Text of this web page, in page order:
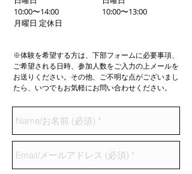
10:00〜14:00
月曜日 定休日
10:00〜13:00
※体験を希望する方は、下部フォームに必要事項、
ご希望される日時、参加人数をご入力の上メールを
お送りください。その他、ご不明な点がございまし
たら、いつでもお気軽にお問い合わせください。